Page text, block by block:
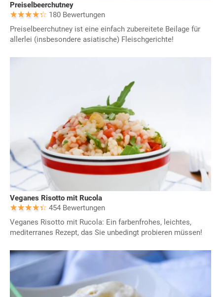
Preiselbeerchutney
180 Bewertungen
Preiselbeerchutney ist eine einfach zubereitete Beilage für
allerlei (insbesondere asiatische) Fleischgerichte!
Veganes Risotto mit Rucola
454 Bewertungen
Veganes Risotto mit Rucola: Ein farbenfrohes, leichtes,
mediterranes Rezept, das Sie unbedingt probieren müssen!